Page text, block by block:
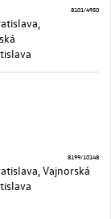
8101/4950
Vajnorská
8199/10148